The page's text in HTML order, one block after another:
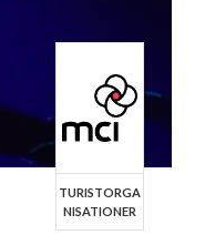
TURISTORGA
NISATIONER